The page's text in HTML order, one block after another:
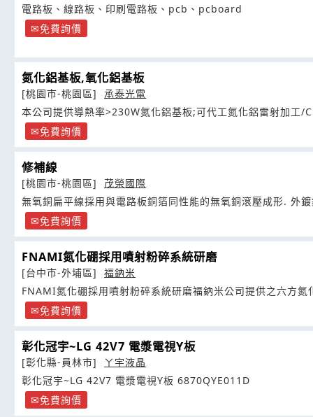
電路板、線路板、印刷電路板、pcb、pcboard
免費詢價
氮化鋁基板,氧化鋁基板
[桃園市-桃園區]
承泰光電
本公司提供導熱率>230W氮化鋁基板;可代工氮化鋁雷射加工/
免費詢價
修補線
[桃園市-桃園區]
茂榮國際
無氧銅扁平線採用與電路板銅箔同性能的無氧銅滾壓成形. 外
免費詢價
FNAMI氮化硼採用噴射粉碎系統研磨
[台中市-外埔區]
福鈉米
FNAMI氮化硼採用噴射粉碎系統研磨福鈉米公司提供之六方氮
免費詢價
彰化冠宇~LG 42V7 電漿電視Y板
[彰化縣-員林市]
ㄚ宇液晶
彰化冠宇~LG 42V7 電漿電視Y板 6870QYE011D
免費詢價